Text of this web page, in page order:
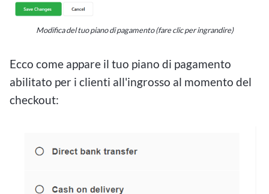
Modifica del tuo piano di pagamento (fare clic per ingrandire)
Ecco come appare il tuo piano di pagamento
abilitato per i clienti all'ingrosso al momento del
checkout: